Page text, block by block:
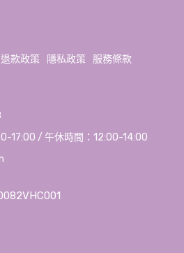
退款政策 隱私政策 服務條款
17:00 / 午休時間：12:00-14:00